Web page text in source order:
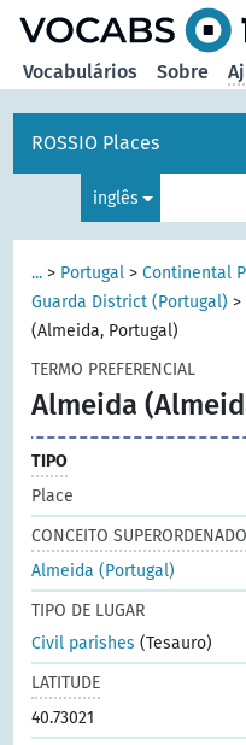
Vocabulários Sobre
ROSSIO Places
inglês
... > Portugal >Continental
Guarda District (Portugal) >
(Almeida, Portugal)
TERMO PREFERENCIAL
Almeida
TIPO
Place
CONCEITO SUPERORDENADO
Almeida (Portugal)
TIPO DE LUGAR
Civil parishes (Tesauro)
LATITUDE
40.73021